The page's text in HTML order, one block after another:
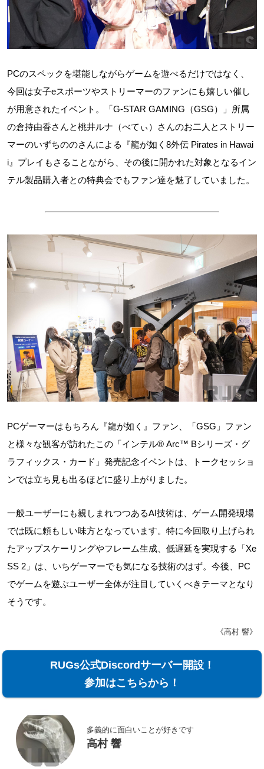
PCのスペックを堪能しながらゲームを遊べるだけではなく、
今回は女子eスポーツやストリーマーのファンにも嬉しい催し
が用意されたイベント。「G-STAR GAMING（GSG）」所属
の倉持由香さんと桃井ルナ（べてぃ）さんのお二人とストリー
マーのいずちののさんによる『龍が如く8外伝 Pirates in Hawai
i』プレイもさることながら、その後に開かれた対象となるイン
テル製品購入者との特典会でもファン達を魅了していました。
PCゲーマーはもちろん『龍が如く』ファン、「GSG」ファン
と様々な観客が訪れたこの「インテル® Arc™ Bシリーズ・グ
ラフィックス・カード」発売記念イベントは、トークセッショ
ンでは立ち見も出るほどに盛り上がりました。
一般ユーザーにも親しまれつつあるAI技術は、ゲーム開発現場
では既に頼もしい味方となっています。特に今回取り上げられ
たアップスケーリングやフレーム生成、低遅延を実現する「Xe
SS 2」は、いちゲーマーでも気になる技術のはず。今後、PC
でゲームを遊ぶユーザー全体が注目していくべきテーマとなり
そうです。
《高村 響》
RUGs公式Discordサーバー開設！
参加はこちらから！
多義的に面白いことが好きです
高村 響